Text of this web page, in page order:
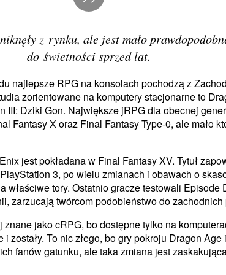
z rynku, ale jest mało
do świetności sprzed lat.
najlepsze RPG na konsolach pochodzą z
zorientowane na komputery stacjonarne to
III: Dziki Gon. Największe jRPG dla obecnej
Fantasy X oraz Final Fantasy Type-0, ale mało
jest pokładana w Final Fantasy XV. Tytuł
3, po wielu zmianach i obawach o
właściwe tory. Ostatnio gracze testowali Episode
zarzucają twórcom podobieństwo do zachodnich
jako cRPG, bo dostępne tylko na
i zostały. To nic złego, bo gry pokroju Dragon
fanów gatunku, ale taka zmiana jest